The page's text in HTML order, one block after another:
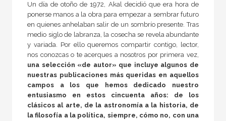
MATERIAS
Matemáticas
Astronomía
Biología, Medio Ambiente y Geología
Un día de otoño de 1972, Akal decidió que era hora de
ponerse manos a la obra para empezar a sembrar futuro
en quienes anhelaban salir de un sombrío presente. Tras
medio siglo de labranza, la cosecha se revela abundante
y variada. Por ello queremos compartir contigo, lector,
nos conozcas o te acerques a nosotros por primera vez,
una selección «de autor» que incluye algunos de
nuestras publicaciones más queridas en aquellos
campos a los que hemos dedicado nuestro
entusiasmo en estos cincuenta años: de los
clásicos al arte, de la astronomía a la historia, de
la filosofía a la política, siempre, cómo no, con una